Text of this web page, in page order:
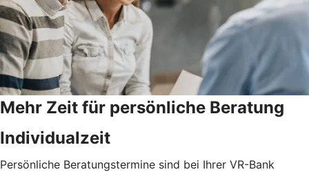
Mehr Zeit für persönliche Beratung
Individualzeit
Persönliche Beratungstermine sind bei Ihrer VR-Bank